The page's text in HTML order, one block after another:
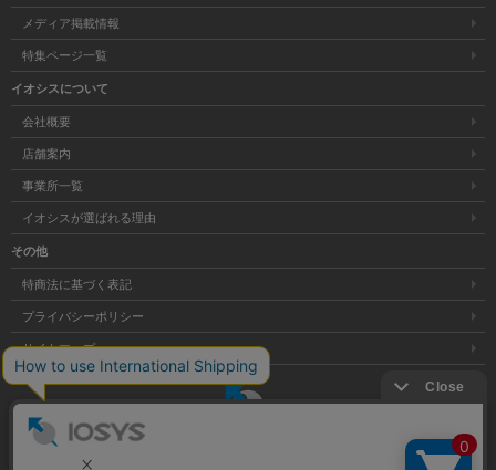
メディア掲載情報
特集ページ一覧
イオシスについて
会社概要
店舗案内
事業所一覧
イオシスが選ばれる理由
その他
特商法に基づく表記
プライバシーポリシー
サイトマップ